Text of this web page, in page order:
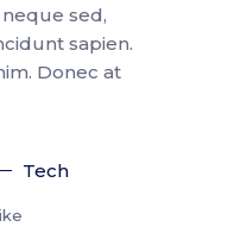
sed,
sapien.
Donec at
Tech